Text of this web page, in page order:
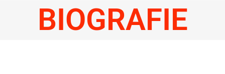
BIOGRAFIE